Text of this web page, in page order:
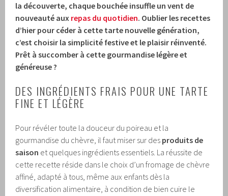
la découverte, chaque bouchée insuffle un vent de
nouveauté aux repas du quotidien. Oublier les recettes
d’hier pour céder à cette tarte nouvelle génération,
c’est choisir la simplicité festive et le plaisir réinventé.
Prêt à succomber à cette gourmandise légère et
généreuse ?
DES INGRÉDIENTS FRAIS POUR UNE TARTE
FINE ET LÉGÈRE
Pour révéler toute la douceur du poireau et la
gourmandise du chèvre, il faut miser sur des produits de
saison et quelques ingrédients essentiels. La réussite de
cette recette réside dans le choix d’un fromage de chèvre
affiné, adapté à tous, même aux enfants dès la
diversification alimentaire, à condition de bien cuire le